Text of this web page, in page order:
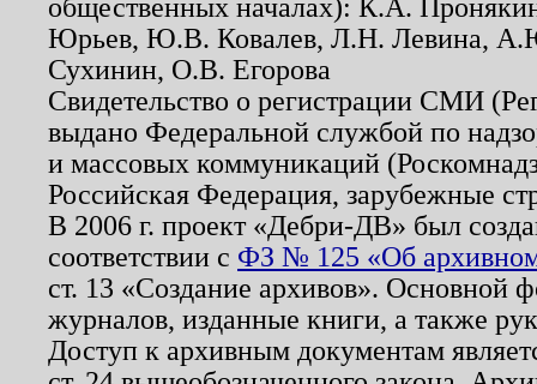
общественных началах): К.А.
Юрьев, Ю.В. Ковалев, Л.Н. Левина,
Сухинин, О.В. Егорова
Свидетельство о регистрации СМИ
выдано Федеральной службой по
и массовых коммуникаций
Российская Федерация, зарубежные
В 2006 г. проект «Дебри-ДВ» был
соответствии с ФЗ № 125 «Об
ст. 13 «Создание архивов». Основной
журналов, изданные книги, а также
Доступ к архивным документам